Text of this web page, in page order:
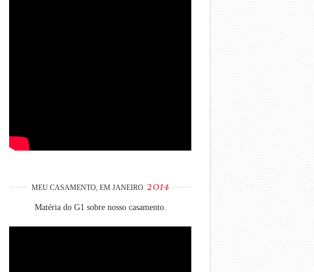
MEU CASAMENTO, EM JANEIRO 2014
Matéria do G1 sobre nosso casamento.